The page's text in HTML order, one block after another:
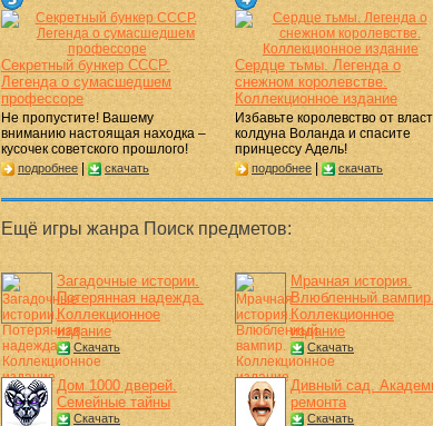
Секретный бункер СССР.
Легенда о сумасшедшем
профессоре
Не пропустите! Вашему
вниманию настоящая находка –
кусочек советского прошлого!
Сердце тьмы. Легенда о
снежном королевстве.
Коллекционное издание
Избавьте королевство от
колдуна Воланда и спасите
принцессу Адель!
подробнее скачать подробнее скачать
Ещё игры жанра Поиск предметов:
Загадочные истории.
Потерянная надежда.
Коллекционное
издание
Скачать
Мрачная история.
Влюбленный вампир.
Коллекционное
издание
Скачать
Дом 1000 дверей.
Семейные тайны
Скачать
Дивный сад.
ремонта
Скачать